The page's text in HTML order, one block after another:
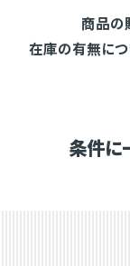
商品の
在庫の有無に
条件に